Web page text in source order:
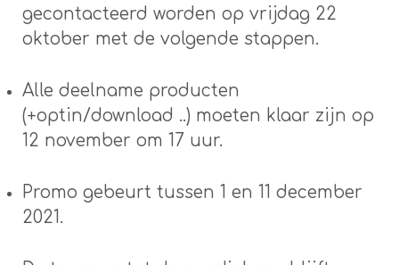
gecontacteerd worden op vrijdag 22
oktober met de volgende stappen.
Alle deelname producten
(+optin/download ..) moeten klaar zijn op
12 november om 17 uur.
Promo gebeurt tussen 1 en 11 december
2021.